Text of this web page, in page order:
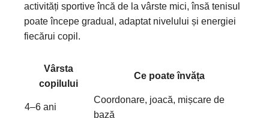
activități sportive încă de la vârste mici, însă tenisul
poate începe gradual, adaptat nivelului și energiei
fiecărui copil.
Vârsta
copilului
Ce poate învăța
4–6 ani
Coordonare, joacă, mișcare de
bază